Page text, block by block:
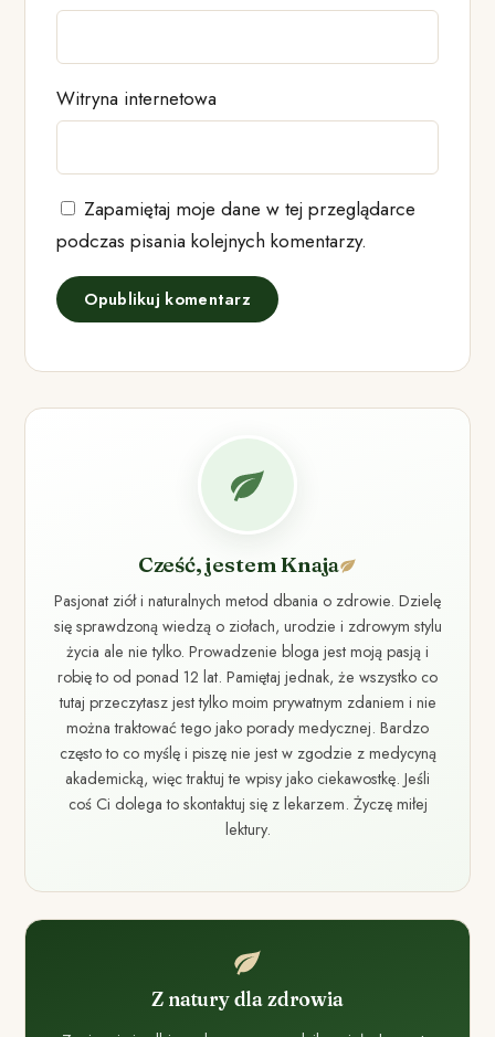
Witryna internetowa
Zapamiętaj moje dane w tej przeglądarce
podczas pisania kolejnych komentarzy.
Cześć, jestem Knaja
Pasjonat ziół i naturalnych metod dbania o zdrowie. Dzielę
się sprawdzoną wiedzą o ziołach, urodzie i zdrowym stylu
życia ale nie tylko. Prowadzenie bloga jest moją pasją i
robię to od ponad 12 lat. Pamiętaj jednak, że wszystko co
tutaj przeczytasz jest tylko moim prywatnym zdaniem i nie
można traktować tego jako porady medycznej. Bardzo
często to co myślę i piszę nie jest w zgodzie z medycyną
akademicką, więc traktuj te wpisy jako ciekawostkę. Jeśli
coś Ci dolega to skontaktuj się z lekarzem. Życzę miłej
lektury.
Z natury dla zdrowia